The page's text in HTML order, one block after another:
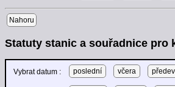
Nahoru
Statuty stanic a souřadnice pro
Vybrat datum : poslední včera